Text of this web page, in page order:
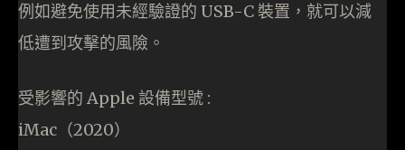
例如避免使用未經驗證的 USB-C 裝置，就可以減
低遭到攻擊的風險。
受影響的 Apple 設備型號 :
iMac（2020）